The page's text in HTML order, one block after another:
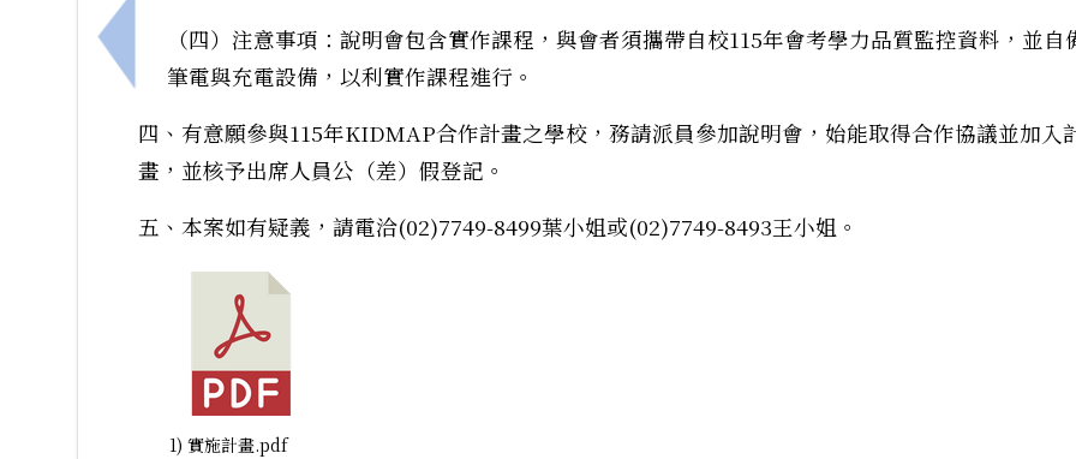
上一筆：「115年度教師專業成長研習實施計畫–夢的N次方素養工作坊–中二區（南投場）」實施計畫
（四）注意事項：說明會包含實作課程，與會者須攜帶自校115年會考學力品質監控資料，並自
筆電與充電設備，以利實作課程進行。
四、有意願參與115年KIDMAP合作計畫之學校，務請派員參加說明會，始能取得合作協議並加入
畫，並核予出席人員公（差）假登記。
五、本案如有疑義，請電洽(02)7749-8499葉小姐或(02)7749-8493王小姐。
1) 實施計畫.pdf